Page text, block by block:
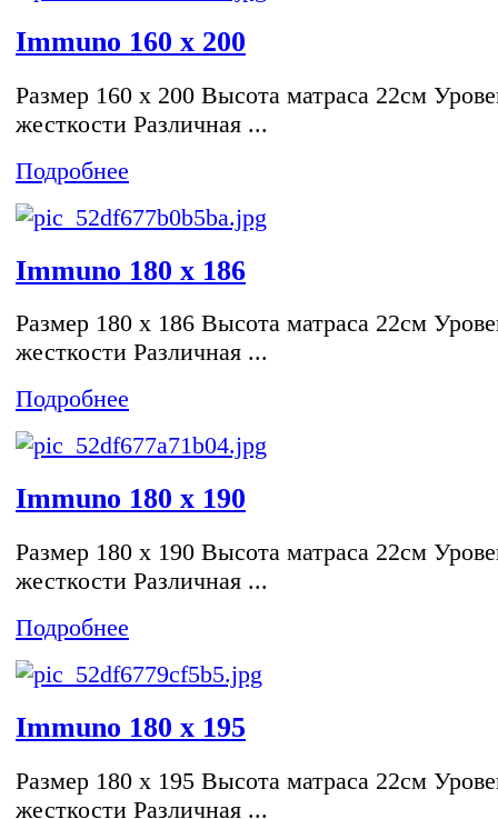
Immuno 160 x 200
Размер 160 x 200 Высота матраса 22см
жесткости Различная ...
Подробнее
Immuno 180 x 186
Размер 180 x 186 Высота матраса 22см
жесткости Различная ...
Подробнее
Immuno 180 x 190
Размер 180 x 190 Высота матраса 22см
жесткости Различная ...
Подробнее
Immuno 180 x 195
Размер 180 x 195 Высота матраса 22см
жесткости Различная ...